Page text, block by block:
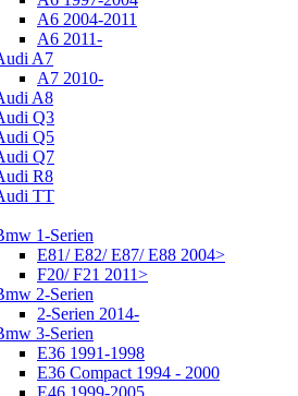
A6 2004-2011
A6 2011-
A7
A7 2010-
A8
Q3
Q5
Q7
R8
TT
1-Serien
E81/ E82/ E87/ E88 2004>
F20/ F21 2011>
2-Serien
2-Serien 2014-
3-Serien
E36 1991-1998
E36 Compact 1994 - 2000
E46 1999-2005